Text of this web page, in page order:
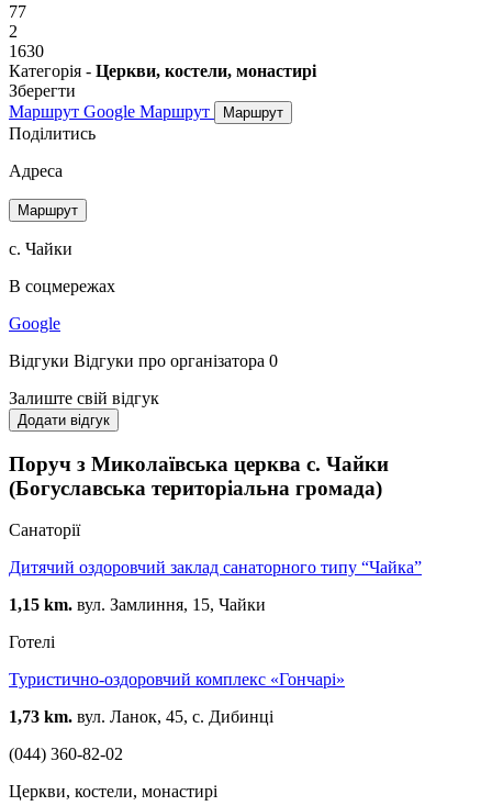
77
2
1630
Категорія - Церкви, костели, монастирі
Зберегти
Маршрут Google Маршрут Маршрут
Поділитись
Адреса
Маршрут
с. Чайки
В соцмережах
Google
Відгуки Відгуки про організатора 0
Залиште свій відгук
Додати відгук
Поруч з Миколаївська церква с. Чайки
(Богуславська територіальна громада)
Санаторії
Дитячий оздоровчий заклад санаторного типу “Чайка”
1,15 km. вул. Замлиння, 15, Чайки
Готелі
Туристично-оздоровчий комплекс «Гончарі»
1,73 km. вул. Ланок, 45, с. Дибинці
(044) 360-82-02
Церкви, костели, монастирі